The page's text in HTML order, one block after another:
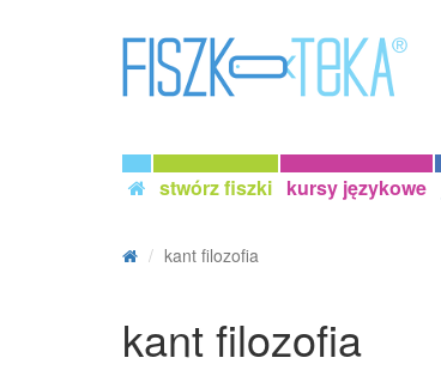
stwórz fiszki kursy językowe
kant filozofia
kant filozofia